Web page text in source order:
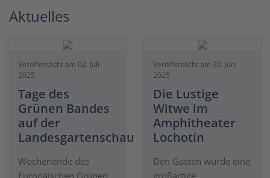
Aktuelles
Veröffentlicht am 02. Juli
2025
Tage des
Grünen Bandes
auf der
Landesgartenschau
Wochenende des
Europäischen Grünen
Veröffentlicht am 30. Juni
2025
Die Lustige
Witwe im
Amphitheater
Lochotín
Den Gästen wurde eine
großartige